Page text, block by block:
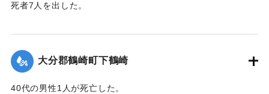
死者7人を出した。
｜固有コード:00481068
大分郡鶴崎町下鶴崎
40代の男性1人が死亡した。